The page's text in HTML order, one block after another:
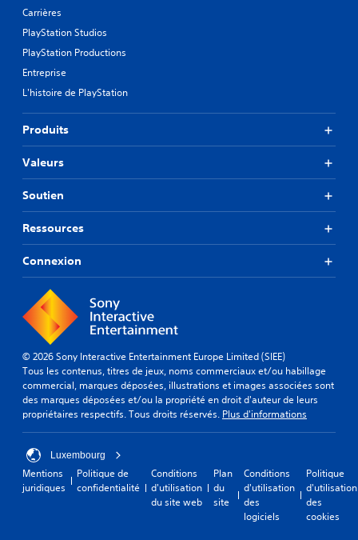
Carrières
PlayStation Studios
PlayStation Productions
Entreprise
L'histoire de PlayStation
Produits
Valeurs
Soutien
Ressources
Connexion
© 2026 Sony Interactive Entertainment Europe Limited (SIEE)
Tous les contenus, titres de jeux, noms commerciaux et/ou habillage
commercial, marques déposées, illustrations et images associées sont
des marques déposées et/ou la propriété en droit d'auteur de leurs
propriétaires respectifs. Tous droits réservés. Plus d'informations
Luxembourg
Mentions
juridiques
Politique de
confidentialité
Conditions
d'utilisation
du site web
Plan
du
site
Conditions
d'utilisation
des
logiciels
Politique
d'utilisation
des
cookies